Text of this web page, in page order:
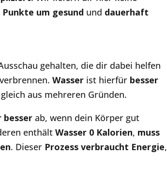
um gesund und dauerhaft
gehalten, die dir dabei helfen
Wasser ist hierfür besser
aus mehreren Gründen.
besser ab, wenn dein Körper gut
enthältWasser 0 Kalorien, muss
. Dieser Prozess verbraucht Energie,